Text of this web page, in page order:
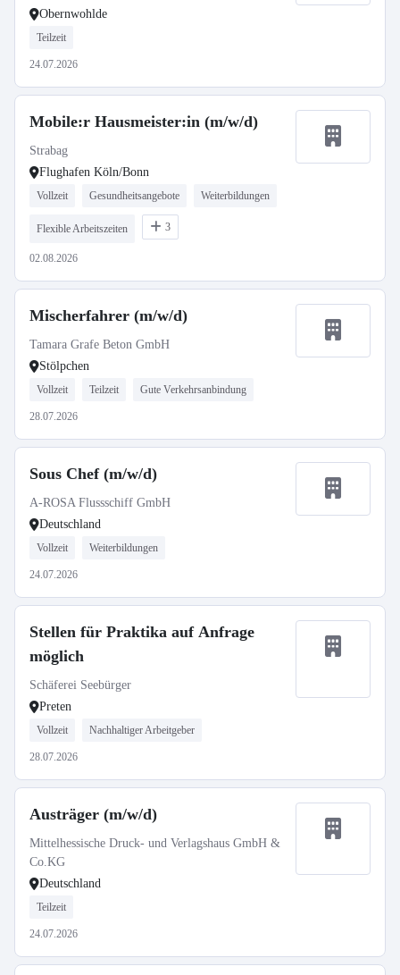
Obernwohlde
Teilzeit
24.07.2026
Mobile:r Hausmeister:in (m/w/d)
Strabag
Flughafen Köln/Bonn
Vollzeit Gesundheitsangebote Weiterbildungen
Flexible Arbeitszeiten 3
02.08.2026
Mischerfahrer (m/w/d)
Tamara Grafe Beton GmbH
Stölpchen
Vollzeit Teilzeit Gute Verkehrsanbindung
28.07.2026
Sous Chef (m/w/d)
A-ROSA Flussschiff GmbH
Deutschland
Vollzeit Weiterbildungen
24.07.2026
Stellen für Praktika auf Anfrage
möglich
Schäferei Seebürger
Preten
Vollzeit Nachhaltiger Arbeitgeber
28.07.2026
Austräger (m/w/d)
Mittelhessische Druck- und Verlagshaus GmbH &
Co.KG
Deutschland
Teilzeit
24.07.2026